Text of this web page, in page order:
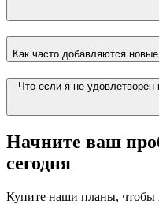
Как часто добавляются
Что если я не
Начните ваш
сегодня
Купите наши планы, чтобы